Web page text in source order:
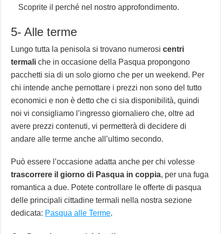
Scoprite il perché nel nostro approfondimento.
5- Alle terme
Lungo tutta la penisola si trovano numerosi centri
termali che in occasione della Pasqua propongono
pacchetti sia di un solo giorno che per un weekend. Per
chi intende anche pernottare i prezzi non sono del tutto
economici e non è detto che ci sia disponibilità, quindi
noi vi consigliamo l’ingresso giornaliero che, oltre ad
avere prezzi contenuti, vi permetterà di decidere di
andare alle terme anche all’ultimo secondo.
Può essere l’occasione adatta anche per chi volesse
trascorrere il giorno di Pasqua in coppia, per una fuga
romantica a due. Potete controllare le offerte di pasqua
delle principali cittadine termali nella nostra sezione
dedicata: Pasqua alle Terme.